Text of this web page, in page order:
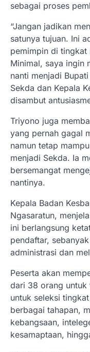
sebagai proses
“Jangan jadikan
satunya tujuan. Ini
pemimpin di tingkat
Minimal, saya ingin
nanti menjadi
Sekda dan Kepala
disambut
Triyono juga
yang pernah gagal
namun tetap
menjadi Sekda. Ia
bersemangat
nantinya.
Kepala Badan
Ngasaratun,
ini berlangsung
pendaftar,
administrasi dan
Peserta akan
dari 38 orang untuk
untuk seleksi
berbagai tahapan,
kebangsaan,
kesamaptaan,